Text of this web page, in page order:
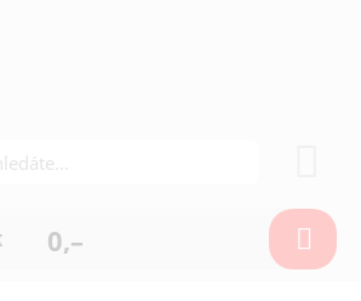
0,–